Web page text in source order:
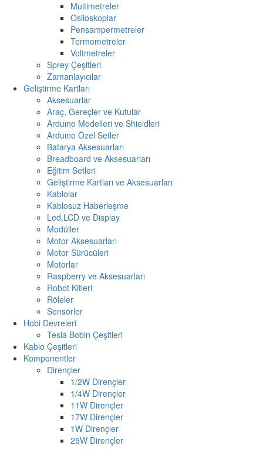
Multimetreler
Osiloskoplar
Pensampermetreler
Termometreler
Voltmetreler
Sprey Çeşitleri
Zamanlayıcılar
Geliştirme Kartları
Aksesuarlar
Araç, Gereçler ve Kutular
Arduıno Modelleri ve Shieldleri
Arduıno Özel Setler
Batarya Aksesuarları
Breadboard ve Aksesuarları
Eğitim Setleri
Geliştirme Kartları ve Aksesuarları
Kablolar
Kablosuz Haberleşme
Led,LCD ve Display
Modüller
Motor Aksesuarları
Motor Sürücüleri
Motorlar
Raspberry ve Aksesuarları
Robot Kitleri
Röleler
Sensörler
Hobi Devreleri
Tesla Bobin Çeşitleri
Kablo Çeşitleri
Komponentler
Dirençler
1/2W Dirençler
1/4W Dirençler
11W Dirençler
17W Dirençler
1W Dirençler
25W Dirençler